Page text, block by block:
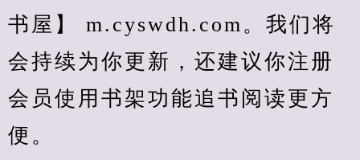
书屋】 m.cyswdh.com。我们将
会持续为你更新，还建议你注册
会员使用书架功能追书阅读更方
便。